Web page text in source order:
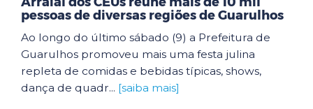
pessoas de diversas regiões de Guarulhos
Ao longo do último sábado (9) a Prefeitura de
Guarulhos promoveu mais uma festa julina
repleta de comidas e bebidas típicas, shows,
dança de quadr... [saiba mais]